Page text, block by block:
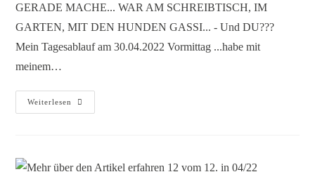
GERADE MACHE... WAR AM SCHREIBTISCH, IM
GARTEN, MIT DEN HUNDEN GASSI... - Und DU???
Mein Tagesablauf am 30.04.2022 Vormittag ...habe mit
meinem…
Weiterlesen